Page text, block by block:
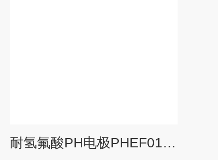
耐氢氟酸PH电极PHEF012SE